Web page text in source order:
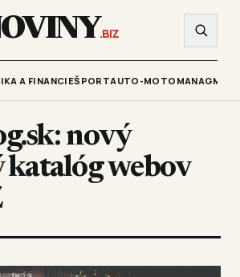
.BIZ
A FINANCIEŠPORTAUTO-MOTO
nový
katalóg webov